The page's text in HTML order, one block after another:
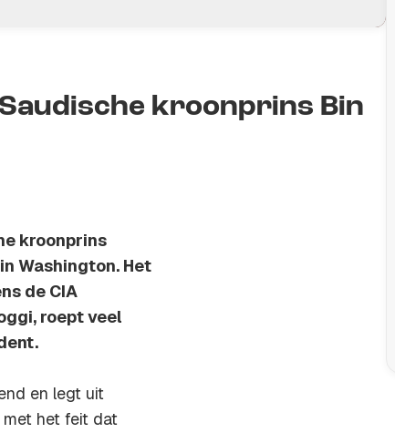
kroonprins Bin
kroonprins
Washington. Het
de CIA
roept veel
en legt uit
het feit dat